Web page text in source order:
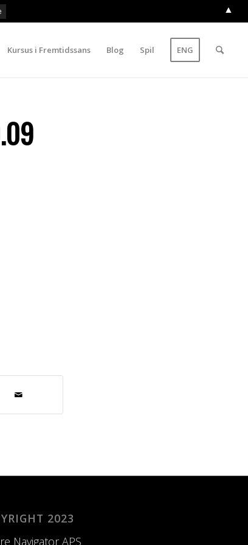
Kursus i Fremtidssans Blog Spil ENG
2023
Navigator APS
▲